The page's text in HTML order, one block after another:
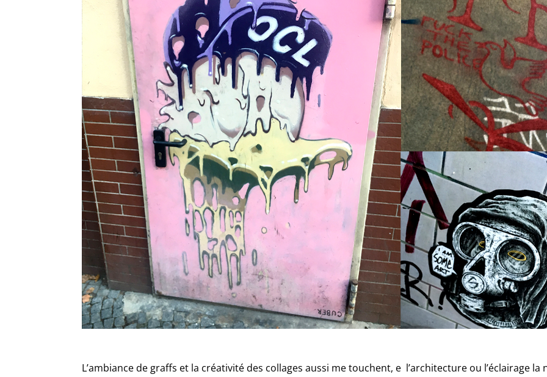
L’ambiance de graffs et la créativité des collages aussi me touchent, e l’architecture ou l’éclairage la